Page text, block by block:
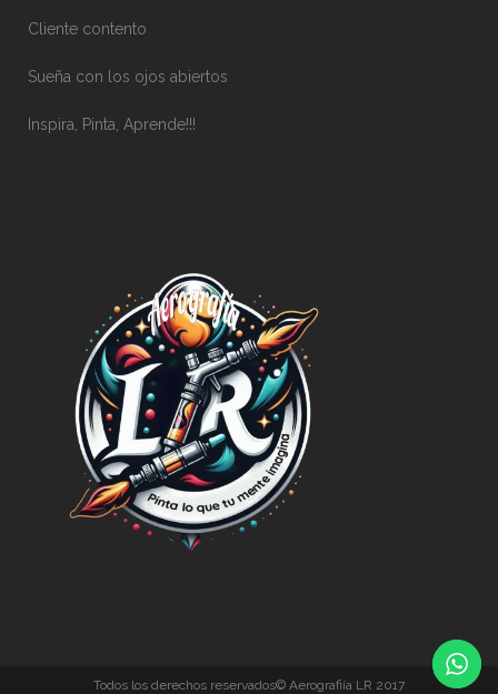
Cliente contento
Sueña con los ojos abiertos
Inspira, Pinta, Aprende!!!
Todos los derechos reservados© Aerografiía LR 2017